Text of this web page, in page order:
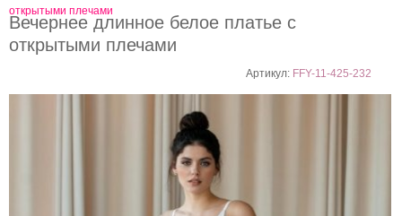
Вечернее длинное белое платье с
открытыми плечами
Артикул: FFY-11-425-232
открытыми плечами